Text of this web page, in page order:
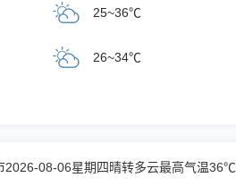
25~36℃
26~34℃
2026-08-06星期四晴转多云最高气温36℃